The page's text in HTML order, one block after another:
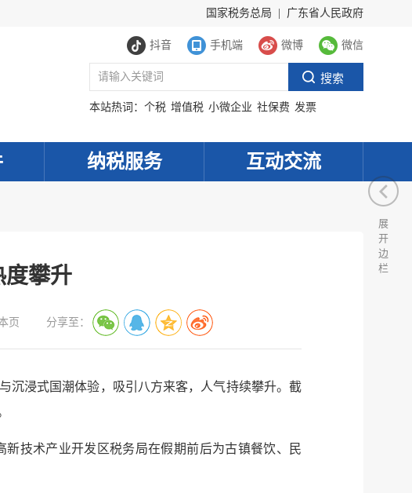
国家税务总局 广东省人民政府
抖音 手机端 微博 微信
本站热词： 个税 增值税 小微企业 社保费 发票
纳税服务 互动交流
度攀升
页 分享至：
沉浸式国潮体验，吸引八方来客，人气持续攀升。截
技术产业开发区税务局在假期前后为古镇餐饮、民
展
开
边
栏